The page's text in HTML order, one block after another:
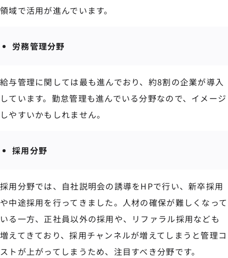
領域で活用が進んでいます。
労務管理分野
給与管理に関しては最も進んでおり、約8割の企業が導入
しています。勤怠管理も進んでいる分野なので、イメージ
しやすいかもしれません。
採用分野
採用分野では、自社説明会の誘導をHPで行い、新卒採用
や中途採用を行ってきました。人材の確保が難しくなって
いる一方、正社員以外の採用や、リファラル採用なども
増えてきており、採用チャンネルが増えてしまうと管理コ
ストが上がってしまうため、注目すべき分野です。